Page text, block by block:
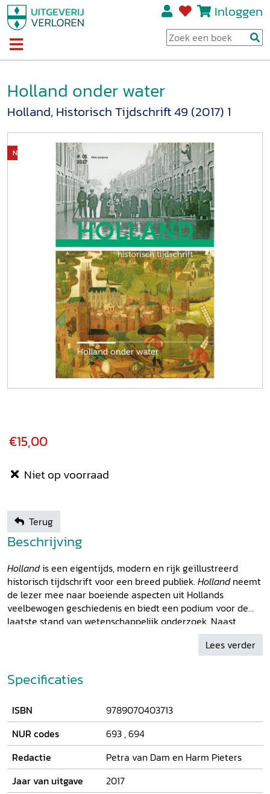
Inloggen
Holland onder water
Holland, Historisch Tijdschrift 49 (2017) 1
Niet op voorraad
€15,00
Niet op voorraad
Terug
Beschrijving
Hollandis een eigentijds, modern en rijk geïllustreerd
historisch tijdschrift voor een breed publiek. Hollandneemt
de lezer mee naar boeiende aspecten uit Hollands
veelbewogen geschiedenis en biedt een podium voor de
laatste stand van wetenschappelijk onderzoek. Naast
academische bijdragen zijn er prikkelende journalistieke
verrast door zijn frisse kijk op de
als thema.
Lees verder
Specificaties
ISBN
9789070403713
NUR codes
693 ,694
Redactie
Petra van Dam en Harm Pieters
Jaar van uitgave
2017